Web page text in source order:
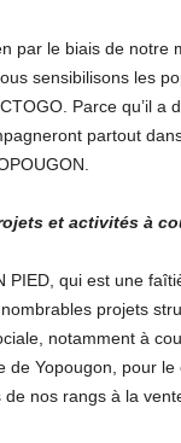
par le biais de
sensibilisons les
Parce qu’il
partout
et activités à
PIED, qui est une
projets
notamment à
de Yopougon, pour
nos rangs à la